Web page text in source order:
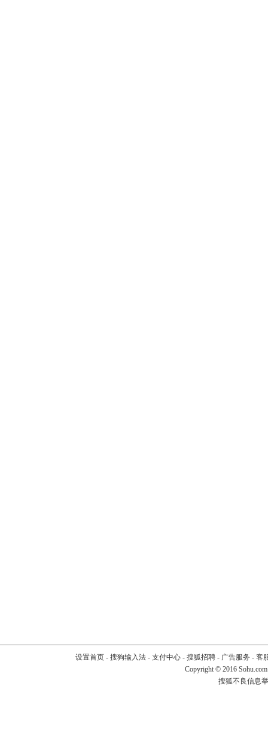
设置首页- 搜狗输入法- 支付中心- 搜狐招聘- 广告服务 - 客
Copyright © 2016
搜狐不良信息